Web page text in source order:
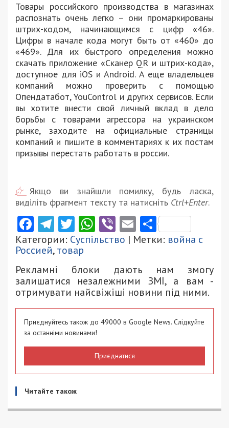
Товары российского производства в магазинах
распознать очень легко – они промаркированы
штрих-кодом, начинающимся с цифр «46».
Цифры в начале кода могут быть от «460» до
«469». Для их быстрого определения можно
скачать приложение «Сканер QR и штрих-кода»,
доступное для iOS и Android. А еще владельцев
компаний можно проверить с помощью
Опендатабот, YouControl и других сервисов. Если
вы хотите внести свой личный вклад в дело
борьбы с товарами агрессора на украинском
рынке, заходите на официальные страницы
компаний и пишите в комментариях к их постам
призывы перестать работать в россии.
Якщо ви знайшли помилку, будь ласка,
виділіть фрагмент тексту та натисніть Ctrl+Enter.
Facebook
Telegram
Twitter
WhatsApp
ViberEmail
Категории: Суспільство | Метки: война с
Россией,товар
Рекламні блоки дають нам змогу
залишатися незалежними ЗМІ, а вам -
отримувати найсвіжіші новини під ними.
Приєднуйтесь також до 49000 в Google News. Слідкуйте
за останніми новинами!
Приєднатися
Читайте також